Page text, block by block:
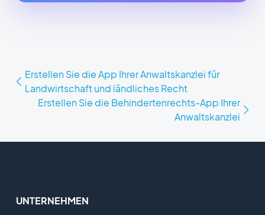
Erstellen Sie die App Ihrer Anwaltskanzlei für
Landwirtschaft und ländliches Recht
Erstellen Sie die Behindertenrechts-App Ihrer
Anwaltskanzlei
UNTERNEHMEN